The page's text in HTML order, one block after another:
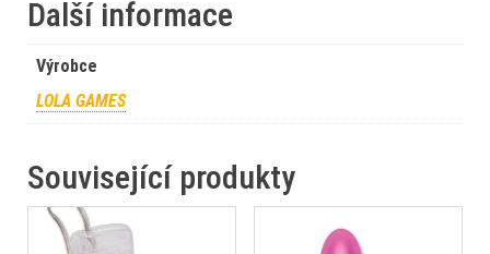
Další informace
Výrobce
LOLA GAMES
Související produkty